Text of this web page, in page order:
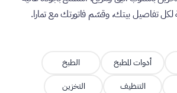
تفاصيل بيتك، وقسّم فاتورتك مع تمارا.
أدوات المطبخ
الطبخ
التنظيف
التخزين